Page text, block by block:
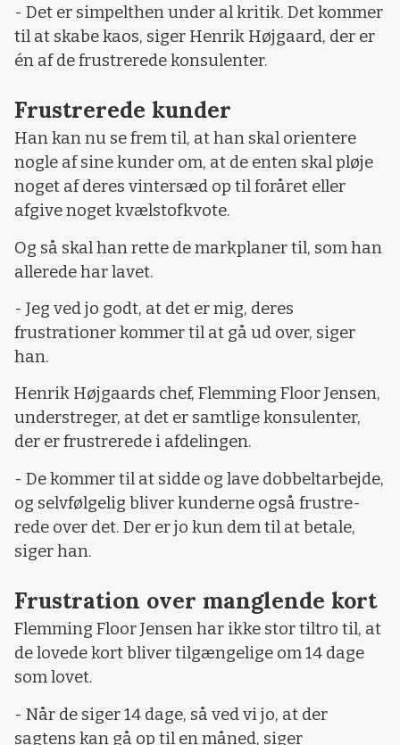
- Det er simpelthen under al kritik. Det kommer
til at skabe kaos, siger Henrik Højgaard, der er
én af de frustrerede konsulenter.
Frustrerede kunder
Han kan nu se frem til, at han skal orientere
nogle af sine kunder om, at de enten skal pløje
noget af deres vintersæd op til foråret eller
afgive noget kvælstofkvote.
Og så skal han rette de markplaner til, som han
allerede har lavet.
- Jeg ved jo godt, at det er mig, deres
frustrationer kommer til at gå ud over, siger
han.
Henrik Højgaards chef, Flemming Floor Jensen,
understreger, at det er samtlige konsulenter,
der er frustrerede i afdelingen.
- De kommer til at sidde og lave dobbeltarbejde,
og selvfølgelig bliver kunderne også frustre-
rede over det. Der er jo kun dem til at betale,
siger han.
Frustration over manglende kort
Flemming Floor Jensen har ikke stor tiltro til, at
de lovede kort bliver tilgængelige om 14 dage
som lovet.
- Når de siger 14 dage, så ved vi jo, at der
sagtens kan gå op til en måned, siger